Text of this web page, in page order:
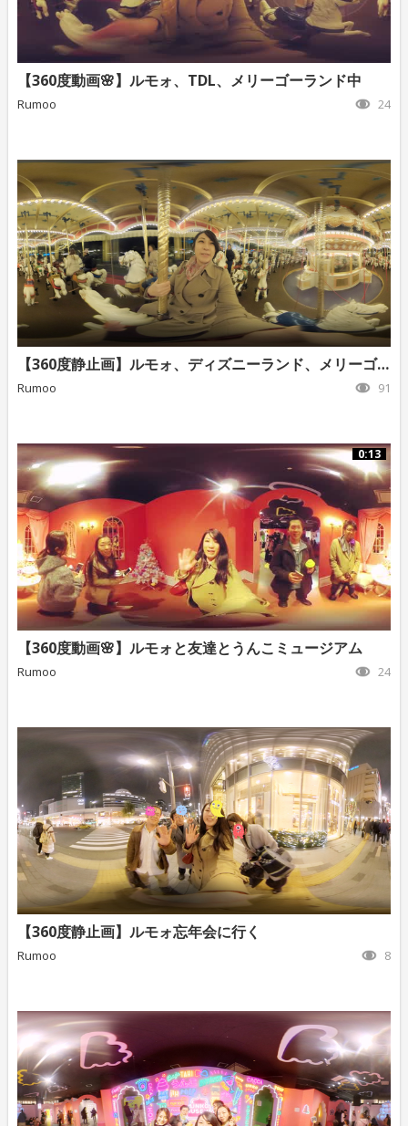
【360度動画🌸】ルモォ、TDL、メリーゴーランド中
Rumoo 24
【360度静止画】ルモォ、ディズニーランド、メリーゴーランド
Rumoo 91
0:13
【360度動画🌸】ルモォと友達とうんこミュージアム
Rumoo 24
【360度静止画】ルモォ忘年会に行く
Rumoo 8